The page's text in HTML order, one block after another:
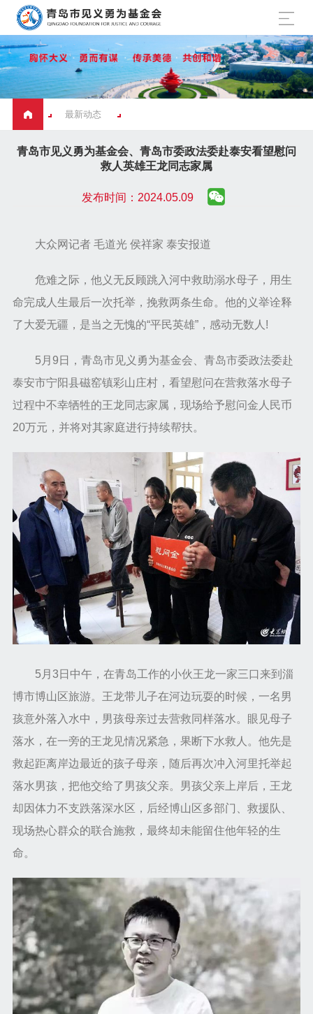
最新动态
青岛市见义勇为基金会、青岛市委政法委赴泰安看望慰问
救人英雄王龙同志家属
发布时间：2024.05.09
大众网记者 毛道光 侯祥家 泰安报道
危难之际，他义无反顾跳入河中救助溺水母子，用生
命完成人生最后一次托举，挽救两条生命。他的义举诠释
了大爱无疆，是当之无愧的“平民英雄”，感动无数人!
5月9日，青岛市见义勇为基金会、青岛市委政法委赴
泰安市宁阳县磁窑镇彩山庄村，看望慰问在营救落水母子
过程中不幸牺牲的王龙同志家属，现场给予慰问金人民币
20万元，并将对其家庭进行持续帮扶。
5月3日中午，在青岛工作的小伙王龙一家三口来到淄
博市博山区旅游。王龙带儿子在河边玩耍的时候，一名男
孩意外落入水中，男孩母亲过去营救同样落水。眼见母子
落水，在一旁的王龙见情况紧急，果断下水救人。他先是
救起距离岸边最近的孩子母亲，随后再次冲入河里托举起
落水男孩，把他交给了男孩父亲。男孩父亲上岸后，王龙
却因体力不支跌落深水区，后经博山区多部门、救援队、
现场热心群众的联合施救，最终却未能留住他年轻的生
命。